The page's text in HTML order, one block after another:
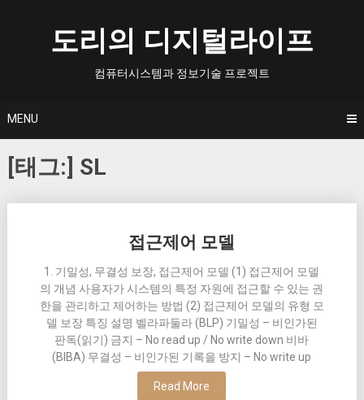
도리의 디지털라이프
컴퓨터시스템과 정보기술 프로젝트
MENU
[태그:] SL
접근제어 모델
1. 기밀성, 무결성 보장, 접근제어 모델 (1) 접근제어 모델
의 개념 사용자가 시스템의 특정 자원에 접근할 수 있는 권
한을 관리하고 제어하는 방법 (2) 접근제어 모델의 유형 모
델 보장 특징 설명 벨라파둘라 (BLP) 기밀성 – 비인가된
판독(읽기) 금지 – No read up / No write down 비바
(BIBA) 무결성 – 비인가된 기록을 방지 – No write up
Read More